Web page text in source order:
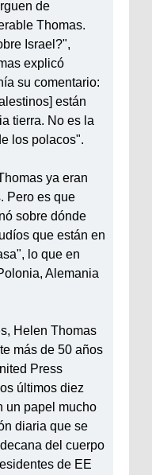
de
Thomas.
Israel?",
explicó
su comentario:
están
tierra. No es la
los polacos".
ya eran
Pero es que
sobre dónde
que están en
lo que en
Alemania
Helen Thomas
más de 50 años
Press
últimos diez
un papel mucho
diaria que se
del cuerpo
de EE